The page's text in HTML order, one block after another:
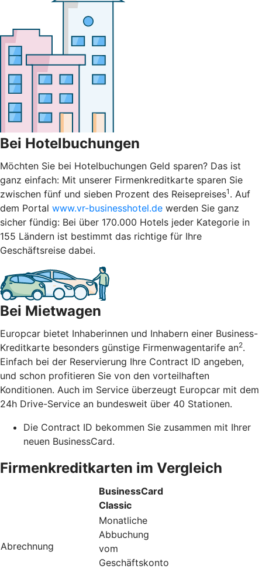
Bei Hotelbuchungen
Möchten Sie bei Hotelbuchungen Geld sparen? Das ist
ganz einfach: Mit unserer Firmenkreditkarte sparen Sie
zwischen fünf und sieben Prozent des Reisepreises1 . Auf
dem Portal www.vr-businesshotel.de werden Sie ganz
sicher fündig: Bei über 170.000 Hotels jeder Kategorie in
155 Ländern ist bestimmt das richtige für Ihre
Geschäftsreise dabei.
Bei Mietwagen
Europcar bietet Inhaberinnen und Inhabern einer Business-
Kreditkarte besonders günstige Firmenwagentarife an2.
Einfach bei der Reservierung Ihre Contract ID angeben,
und schon profitieren Sie von den vorteilhaften
Konditionen. Auch im Service überzeugt Europcar mit dem
24h Drive-Service an bundesweit über 40 Stationen.
Die Contract ID bekommen Sie zusammen mit Ihrer
neuen BusinessCard.
Firmenkreditkarten im Vergleich
BusinessCard
Classic
Abrechnung
Monatliche
Abbuchung
vom
Geschäftskonto